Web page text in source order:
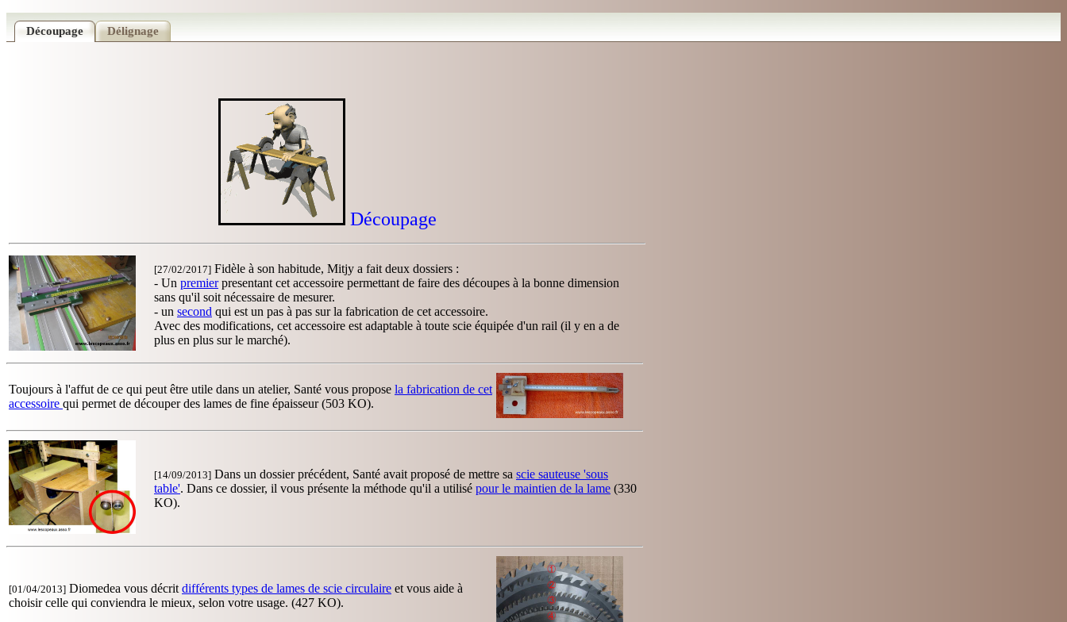
Découpage Délignage
Découpage
[27/02/2017] Fidèle à son habitude, Mitjy a fait deux dossiers :
- Un premierpresentant cet accessoire permettant de faire des découpes à la bonne dimension
sans qu'il soit nécessaire de mesurer.
- un second qui est un pas à pas sur la fabrication de cet accessoire.
Avec des modifications, cet accessoire est adaptable à toute scie équipée d'un rail (il y en a de
plus en plus sur le marché).
Toujours à l'affut de ce qui peut être utile dans un atelier, Santé vous propose la fabrication de cet
accessoire qui permet de découper des lames de fine épaisseur (503 KO).
[14/09/2013] Dans un dossier précédent, Santé avait proposé de mettre sa scie sauteuse 'sous
table'. Dans ce dossier, il vous présente la méthode qu'il a utilisé pour le maintien de la lame (330
KO).
[01/04/2013] Diomedea vous décrit différents types de lames de scie circulaire et vous aide à
choisir celle qui conviendra le mieux, selon votre usage. (427 KO).